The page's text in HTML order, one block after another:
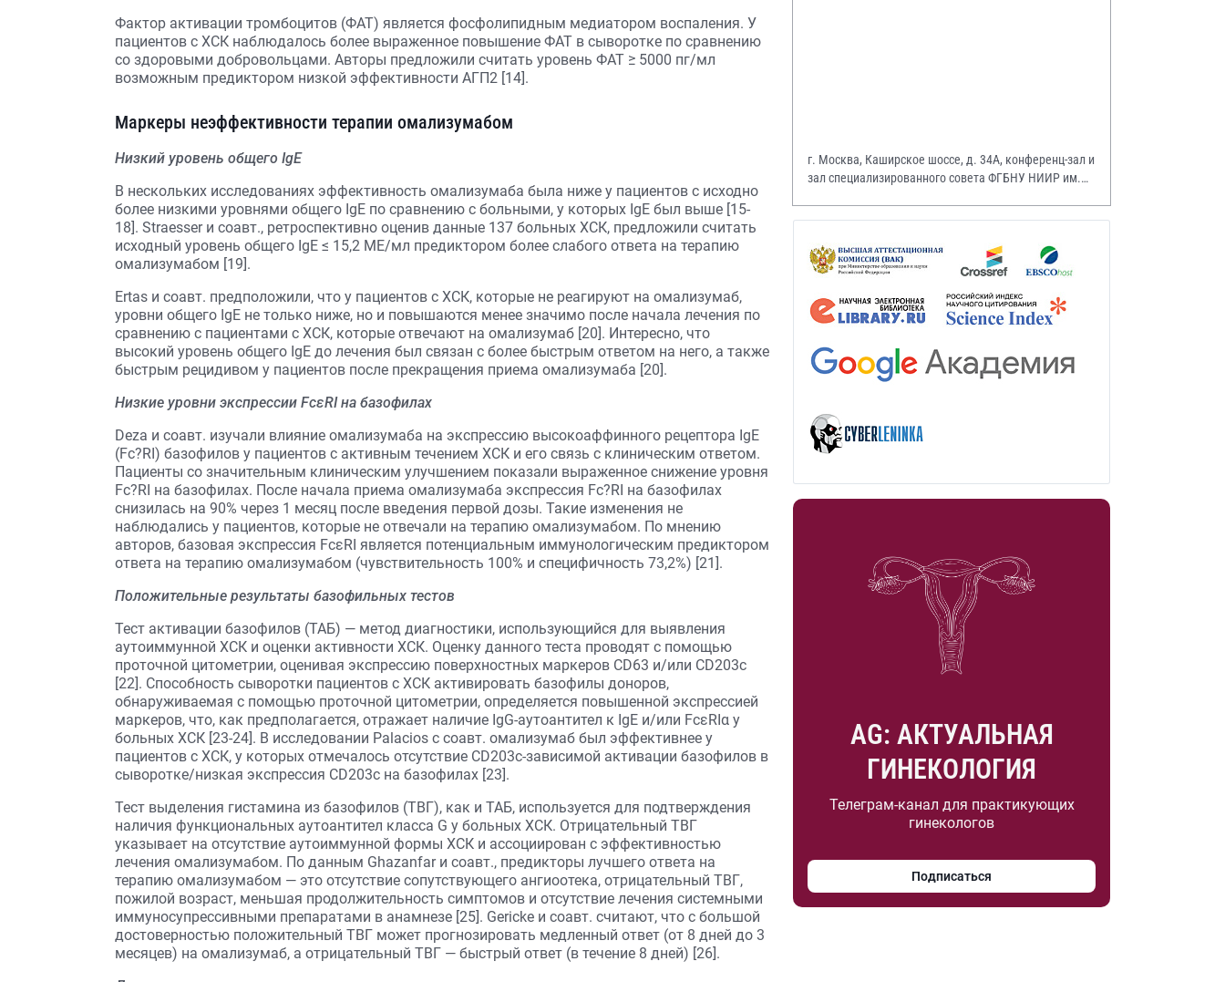
Фактор активации тромбоцитов (ФАТ) является фосфолипидным медиатором воспаления. У
пациентов с ХСК наблюдалось более выраженное повышение ФАТ в сыворотке по сравнению
со здоровыми добровольцами. Авторы предложили считать уровень ФАТ ≥ 5000 пг/мл
возможным предиктором низкой эффективности АГП2 [14].
Маркеры неэффективности терапии омализумабом
Низкий уровень общего IgE
В нескольких исследованиях эффективность омализумаба была ниже у пациентов с исходно
более низкими уровнями общего IgE по сравнению с больными, у которых IgE был выше [15-
18]. Straesser и соавт., ретроспективно оценив данные 137 больных ХСК, предложили считать
исходный уровень общего IgE ≤ 15,2 МЕ/мл предиктором более слабого ответа на терапию
омализумабом [19].
Ertas и соавт. предположили, что у пациентов с ХСК, которые не реагируют на омализумаб,
уровни общего IgE не только ниже, но и повышаются менее значимо после начала лечения по
сравнению с пациентами с ХСК, которые отвечают на омализумаб [20]. Интересно, что
высокий уровень общего IgE до лечения был связан с более быстрым ответом на него, а также
быстрым рецидивом у пациентов после прекращения приема омализумаба [20].
Низкие уровни экспрессии FcεRI на базофилах
Deza и соавт. изучали влияние омализумаба на экспрессию высокоаффинного рецептора IgE
(Fc?RI) базофилов у пациентов с активным течением ХСК и его связь с клиническим ответом.
Пациенты со значительным клиническим улучшением показали выраженное снижение уровня
Fc?RI на базофилах. После начала приема омализумаба экспрессия Fc?RI на базофилах
снизилась на 90% через 1 месяц после введения первой дозы. Такие изменения не
наблюдались у пациентов, которые не отвечали на терапию омализумабом. По мнению
авторов, базовая экспрессия FcεRI является потенциальным иммунологическим предиктором
ответа на терапию омализумабом (чувствительность 100% и специфичность 73,2%) [21].
Положительные результаты базофильных тестов
Тест активации базофилов (ТАБ) — метод диагностики, использующийся для выявления
аутоиммунной ХСК и оценки активности ХСК. Оценку данного теста проводят с помощью
проточной цитометрии, оценивая экспрессию поверхностных маркеров CD63 и/или CD203c
[22]. Способность сыворотки пациентов с ХСК активировать базофилы доноров,
обнаруживаемая с помощью проточной цитометрии, определяется повышенной экспрессией
маркеров, что, как предполагается, отражает наличие IgG-аутоантител к IgE и/или FcεRIα у
больных ХСК [23-24]. В исследовании Palacios с соавт. омализумаб был эффективнее у
пациентов с ХСК, у которых отмечалось отсутствие CD203c-зависимой активации базофилов в
сыворотке/низкая экспрессия CD203c на базофилах [23].
Тест выделения гистамина из базофилов (ТВГ), как и ТАБ, используется для подтверждения
наличия функциональных аутоантител класса G у больных ХСК. Отрицательный ТВГ
указывает на отсутствие аутоиммунной формы ХСК и ассоциирован с эффективностью
лечения омализумабом. По данным Ghazanfar и соавт., предикторы лучшего ответа на
терапию омализумабом — это отсутствие сопутствующего ангиоотека, отрицательный ТВГ,
пожилой возраст, меньшая продолжительность симптомов и отсутствие лечения системными
иммуносупрессивными препаратами в анамнезе [25]. Gericke и соавт. считают, что с большой
достоверностью положительный ТВГ может прогнозировать медленный ответ (от 8 дней до 3
месяцев) на омализумаб, а отрицательный ТВГ — быстрый ответ (в течение 8 дней) [26].
г. Москва, Каширское шоссе, д. 34А, конференц-зал и
зал специализированного совета ФГБНУ НИИР им.
AG: АКТУАЛЬНАЯ
ГИНЕКОЛОГИЯ
Телеграм-канал для практикующих
гинекологов
Подписаться